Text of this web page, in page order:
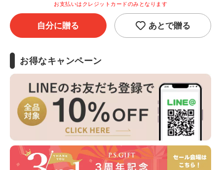
お支払いはクレジットカードのみとなります
自分に贈る あとで贈る
お得なキャンペーン